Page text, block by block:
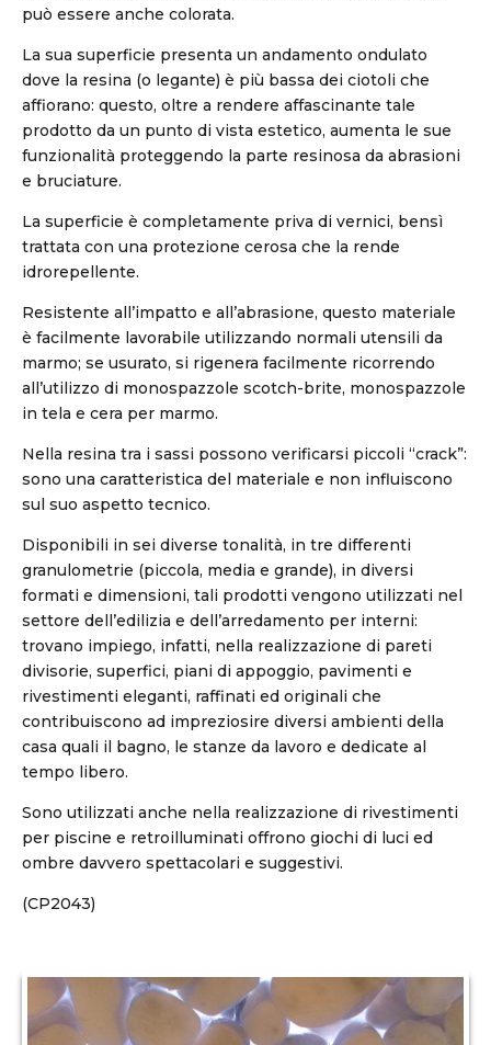
può essere anche colorata.
La sua superficie presenta un andamento ondulato
dove la resina (o legante) è più bassa dei ciotoli che
affiorano: questo, oltre a rendere affascinante tale
prodotto da un punto di vista estetico, aumenta le sue
funzionalità proteggendo la parte resinosa da abrasioni
e bruciature.
La superficie è completamente priva di vernici, bensì
trattata con una protezione cerosa che la rende
idrorepellente.
Resistente all’impatto e all’abrasione, questo materiale
è facilmente lavorabile utilizzando normali utensili da
marmo; se usurato, si rigenera facilmente ricorrendo
all’utilizzo di monospazzole scotch-brite, monospazzole
in tela e cera per marmo.
Nella resina tra i sassi possono verificarsi piccoli “crack”:
sono una caratteristica del materiale e non influiscono
sul suo aspetto tecnico.
Disponibili in sei diverse tonalità, in tre differenti
granulometrie (piccola, media e grande), in diversi
formati e dimensioni, tali prodotti vengono utilizzati nel
settore dell’edilizia e dell’arredamento per interni:
trovano impiego, infatti, nella realizzazione di pareti
divisorie, superfici, piani di appoggio, pavimenti e
rivestimenti eleganti, raffinati ed originali che
contribuiscono ad impreziosire diversi ambienti della
casa quali il bagno, le stanze da lavoro e dedicate al
tempo libero.
Sono utilizzati anche nella realizzazione di rivestimenti
per piscine e retroilluminati offrono giochi di luci ed
ombre davvero spettacolari e suggestivi.
(CP2043)